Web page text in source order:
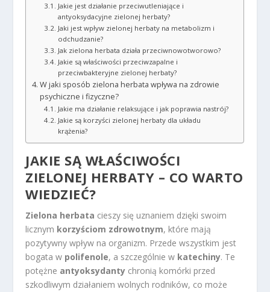
Jakie jest działanie przeciwutleniające i
antyoksydacyjne zielonej herbaty?
Jaki jest wpływ zielonej herbaty na metabolizm i
odchudzanie?
Jak zielona herbata działa przeciwnowotworowo?
Jakie są właściwości przeciwzapalne i
przeciwbakteryjne zielonej herbaty?
W jaki sposób zielona herbata wpływa na zdrowie
psychiczne i fizyczne?
Jakie ma działanie relaksujące i jak poprawia nastrój?
Jakie są korzyści zielonej herbaty dla układu
krążenia?
JAKIE SĄ WŁAŚCIWOŚCI
ZIELONEJ HERBATY – CO WARTO
WIEDZIEĆ?
Zielona herbata cieszy się uznaniem dzięki swoim
licznym korzyściom zdrowotnym, które mają
pozytywny wpływ na organizm. Przede wszystkim jest
bogata w polifenole, a szczególnie w katechiny. Te
potężne antyoksydanty chronią komórki przed
szkodliwym działaniem wolnych rodników, co może